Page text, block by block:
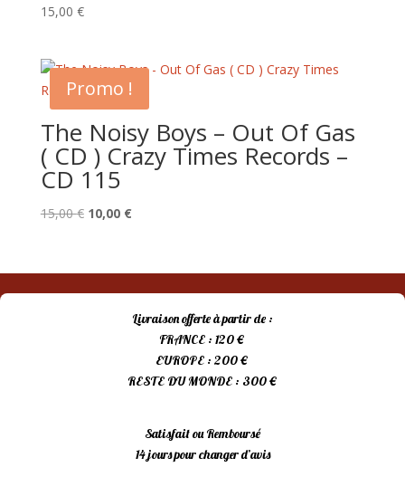
15,00 €
Promo !
The Noisy Boys – Out Of Gas
( CD ) Crazy Times Records –
CD 115
15,00€ Le
était :
15,00 €.
10,00 €Le
est :
10,00 €.
Livraison offerte à partir de :
FRANCE : 120 €
EUROPE : 200 €
RESTE DU MONDE : 300 €
Satisfait ou Remboursé
14 jours pour changer d’avis